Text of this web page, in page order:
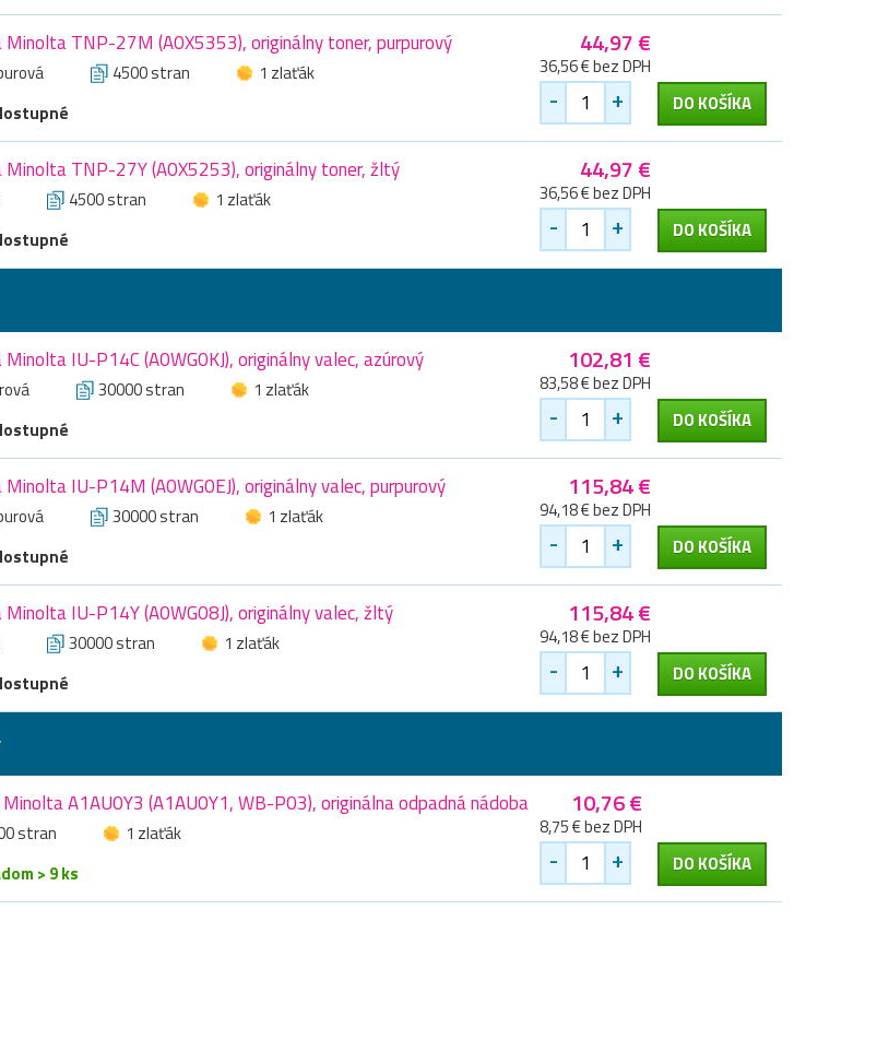
Minolta TNP-27M (A0X5353), originálny toner, purpurový
4500 stran
1 zlaťák
44,97 €
36,56 € bez DPH
- + DO KOŠÍKA
Minolta TNP-27Y (A0X5253), originálny toner, žltý
4500 stran
1 zlaťák
44,97 €
36,56 € bez DPH
- + DO KOŠÍKA
Minolta IU-P14C (A0WG0KJ), originálny valec, azúrový
30000 stran
1 zlaťák
102,81 €
83,58 € bez DPH
- + DO KOŠÍKA
Minolta IU-P14M (A0WG0EJ), originálny valec, purpurový
30000 stran
1 zlaťák
115,84 €
94,18 € bez DPH
- + DO KOŠÍKA
Minolta IU-P14Y (A0WG08J), originálny valec, žltý
30000 stran
1 zlaťák
115,84 €
94,18 € bez DPH
- + DO KOŠÍKA
Minolta A1AU0Y3 (A1AU0Y1, WB-P03), originálna odpadná nádoba
stran
1 zlaťák
> 9 ks
10,76 €
8,75 € bez DPH
- + DO KOŠÍKA